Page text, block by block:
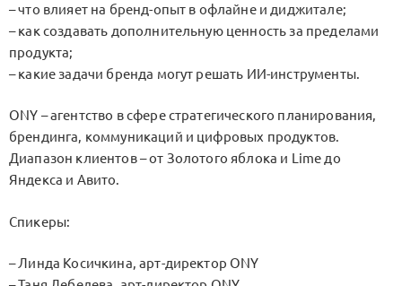
– что влияет на бренд-опыт в офлайне и диджитале;
– как создавать дополнительную ценность за пределами
продукта;
– какие задачи бренда могут решать ИИ-инструменты.
ONY – агентство в сфере стратегического планирования,
брендинга, коммуникаций и цифровых продуктов.
Диапазон клиентов – от Золотого яблока и Lime до
Яндекса и Авито.
Спикеры:
– Линда Косичкина, арт-директор ONY